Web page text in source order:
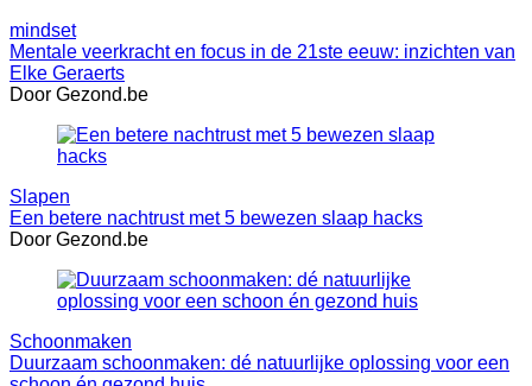
mindset
Mentale veerkracht en focus in de 21ste eeuw: inzichten van
Elke Geraerts
Door Gezond.be
Slapen
Een betere nachtrust met 5 bewezen slaap hacks
Door Gezond.be
Schoonmaken
Duurzaam schoonmaken: dé natuurlijke oplossing voor een